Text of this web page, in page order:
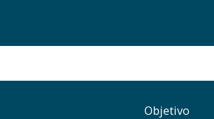
Objetivo